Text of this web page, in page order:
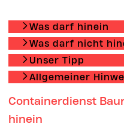
Was darf hinein
Was darf nicht
Unser Tipp
Allgemeiner
Containerdienst
hinein